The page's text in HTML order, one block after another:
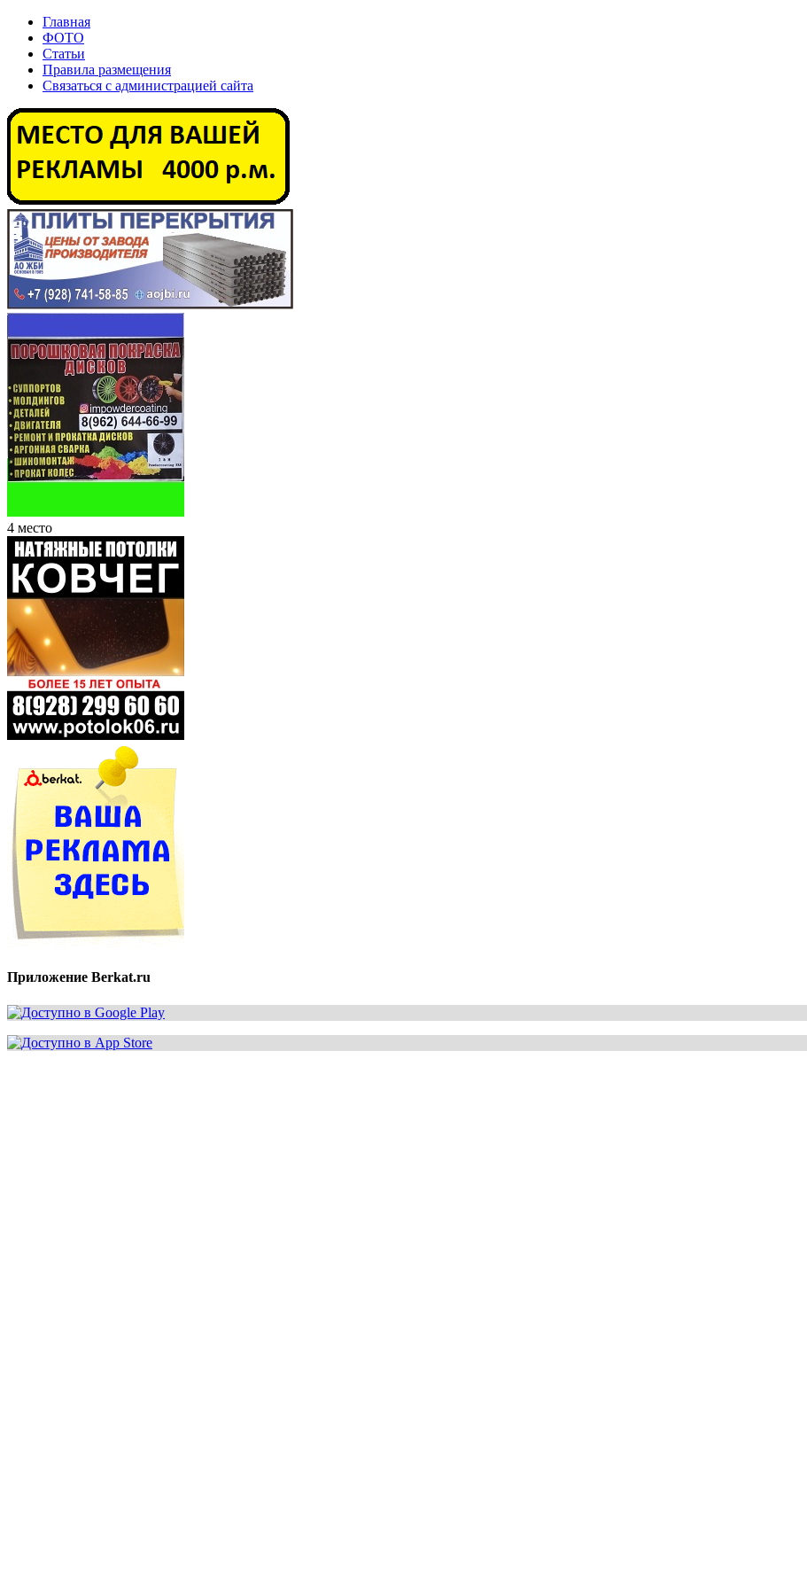
Главная
ФОТО
Статьи
Правила размещения
Связаться с администрацией сайта
4 место
Приложение Berkat.ru